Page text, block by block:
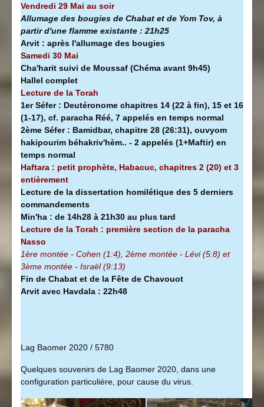
Vendredi 29 Mai au soir
Allumage des bougies de Chabat et de Yom Tov, à
partir d'une flamme existante : 21h25
Arvit : après l'allumage des bougies
Samedi 30 Mai
Cha'harit suivi de Moussaf (Chéma avant 9h45)
Hallel complet
Lecture de la Torah
1er Séfer : Deutéronome chapitres 14 (22 à fin), 15 et 16
(1-17), cf. paracha Réé, 7 appelés en temps normal
2ème Séfer : Bamidbar, chapitre 28 (26:31), ouvyom
hakipourim béhakriv'hèm.. - 2 appelés (1+Maftir) en
temps normal
Haftara : petit prophète, Habacuc, chapitres 2 (20) et 3
entièrement
Lecture de la dissertation homilétique des 5 derniers
commandements
Min'ha : de 14h28 à 21h30 au plus tard
Lecture de la Torah : première section de la paracha
Nasso
1ère montée - Cohen (1:4), 2ème montée - Lévi (5:8) et
3ème montée - Israël (9:13)
Fin de Chabat et de la Fête de Chavouot
Arvit avec Havdala : 22h48
Lag Baomer 2020 / 5780
Quelques souvenirs de Lag Baomer 2020, dans une
configuration particulière, pour cause du virus.